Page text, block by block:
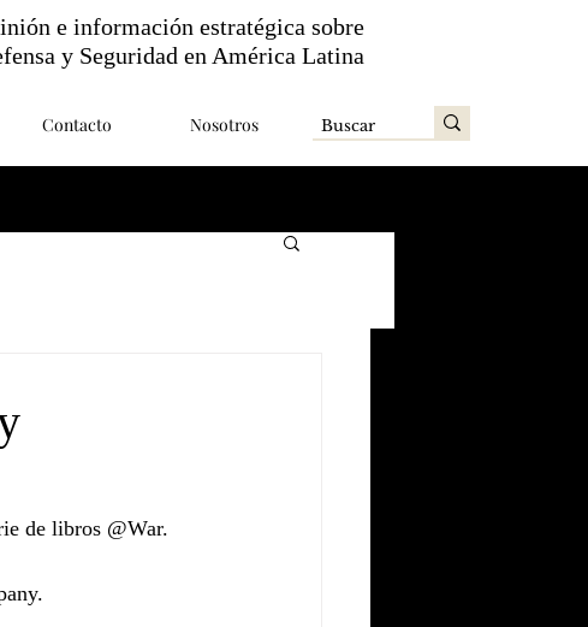
Contacto Nosotros
e información estratégica sobre
y Seguridad en América Latina
de libros @War.